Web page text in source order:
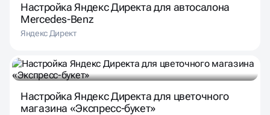
Настройка Яндекс Директа для автосалона
Mercedes-Benz
Яндекс Директ
Настройка Яндекс Директа для цветочного
магазина «Экспресс-букет»